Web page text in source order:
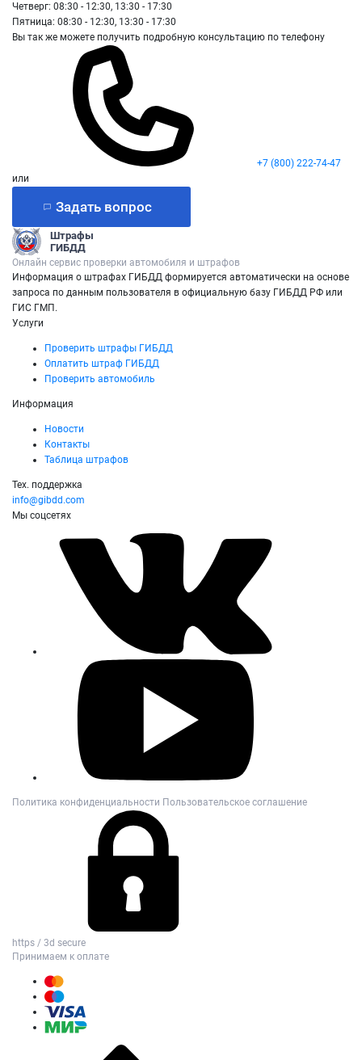
Четверг: 08:30 - 12:30, 13:30 - 17:30
Пятница: 08:30 - 12:30, 13:30 - 17:30
Вы так же можете получить подробную консультацию по телефону
+7 (800) 222-74-47
или
Задать вопрос
Штрафы
ГИБДД
Онлайн сервис проверки автомобиля и штрафов
Информация о штрафах ГИБДД формируется автоматически на основе
запроса по данным пользователя в официальную базу ГИБДД РФ или
ГИС ГМП.
Услуги
Проверить штрафы ГИБДД
Оплатить штраф ГИБДД
Проверить автомобиль
Информация
Новости
Контакты
Таблица штрафов
Тех. поддержка
info@gibdd.com
Мы соцсетях
Политика конфиденциальности Пользовательское соглашение
https / 3d secure
Принимаем к оплате